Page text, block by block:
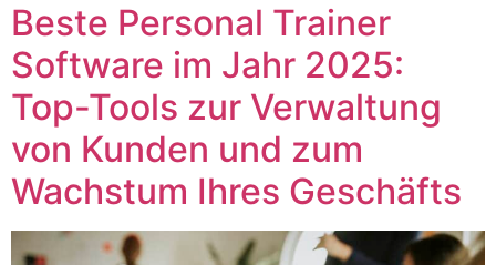
Beste Personal Trainer
Software im Jahr 2025:
Top-Tools zur Verwaltung
von Kunden und zum
Wachstum Ihres Geschäfts